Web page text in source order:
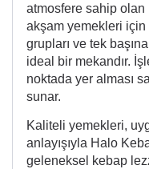
atmosfere sahip
akşam yemekleri
grupları ve tek
ideal bir mekandır.
noktada yer alması
sunar.
Kaliteli yemekleri,
anlayışıyla Halo
geleneksel kebap